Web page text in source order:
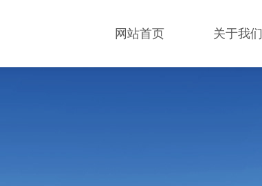
网站首页 关于我们